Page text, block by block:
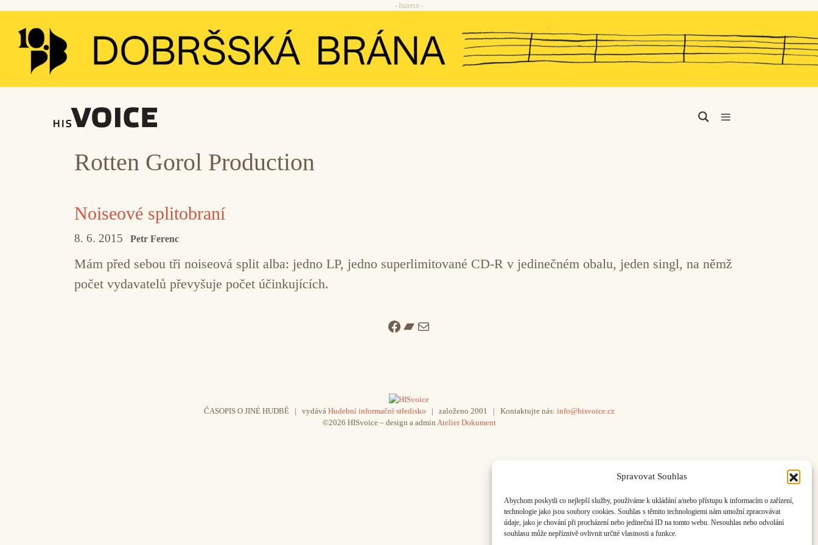
Spravovat Souhlas
Abychom poskytli co nejlepší služby, používáme k ukládání a/nebo přístupu k informacím o zařízení,
technologie jako jsou soubory cookies. Souhlas s těmito technologiemi nám umožní zpracovávat
údaje, jako je chování při procházení nebo jedinečná ID na tomto webu. Nesouhlas nebo odvolání
souhlasu může nepříznivě ovlivnit určité vlastnosti a funkce.
Přeskočit
obsah
- Inzerce -
Rotten Gorol Production
Noiseové splitobraní
8. 6. 2015 Petr Ferenc
Mám před sebou tři noiseová split alba: jedno LP, jedno superlimitované CD-R v jedinečném obalu, jeden singl, na němž
počet vydavatelů převyšuje počet účinkujících.
Facebook
Bandcamp
Mail
ČASOPIS O JINÉ HUDBĚ | vydává Hudební informační středisko | založeno 2001 | Kontaktujte nás: info@hisvoice.cz
©2026 HISvoice – design a admin Atelier Dokument